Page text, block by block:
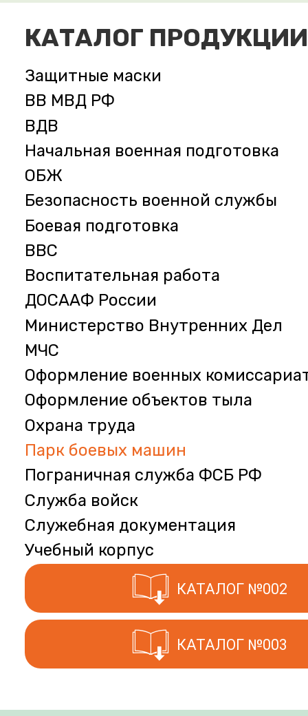
КАТАЛОГ ПРОДУКЦИИ
Защитные маски
ВВ МВД РФ
ВДВ
Начальная военная подготовка
ОБЖ
Безопасность военной службы
Боевая подготовка
ВВС
Воспитательная работа
ДОСААФ России
Министерство Внутренних Дел
МЧС
Оформление военных
Оформление объектов тыла
Охрана труда
Парк боевых машин
Пограничная служба ФСБ РФ
Служба войск
Служебная документация
Учебный корпус
КАТАЛОГ №002
КАТАЛОГ №003